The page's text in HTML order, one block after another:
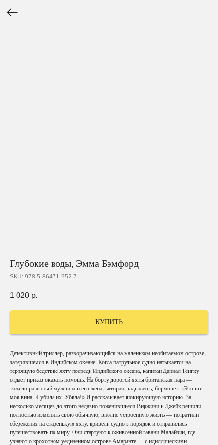
Глубокие воды, Эмма Бэмфорд
SKU: 978-5-86471-952-7
1 020 р.
КУПИТЬ
Детективный триллер, разворачивающийся на маленьком необитаемом острове,
затерявшемся в Индийском океане. Когда патрульное судно натыкается на
терпящую бедствие яхту посреди Индийского океана, капитан Даниал Тенгку
отдает приказ оказать помощь. На борту дорогой яхты британская пара —
тяжело раненный мужчина и его жена, которая, задыхаясь, бормочет: «Это все
моя вина. Я убила их. Убила!» И рассказывает шокирующую историю. За
несколько месяцев до этого недавно поженившиеся Виржини и Джейк решили
полностью изменить свою обычную, вполне устроенную жизнь — потратили
сбережения на старенькую яхту, привели судно в порядок и отправились
путешествовать по миру. Они стартуют в оживленной гавани Малайзии, где
узнают о крохотном уединенном острове Амаранте — с идиллическими